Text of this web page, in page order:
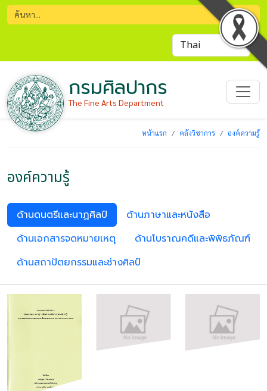
กรมศิลปากร
The Fine Arts Department
หน้าแรก คลังวิชาการ องค์ความรู้
องค์ความรู้
ด้านดนตรีและนาฏศิลป์
ด้านภาษาและหนังสือ
ด้านเอกสารจดหมายเหตุ
ด้านโบราณคดีและพิพิธภัณฑ์
ด้านสถาปัตยกรรมและช่างศิลป์